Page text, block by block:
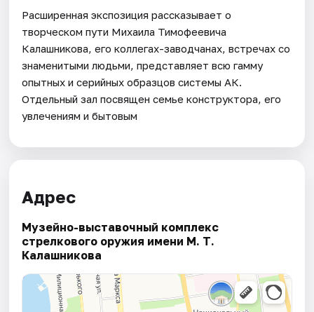
Расширенная экспозиция рассказывает о
творческом пути Михаила Тимофеевича
Калашникова, его коллегах-заводчанах, встречах со
знаменитыми людьми, представляет всю гамму
опытных и серийных образцов системы АК.
Отдельный зал посвящен семье конструктора, его
увлечениям и бытовым
Адрес
Музейно-выставочный комплекс
стрелкового оружия имени М. Т.
Калашникова